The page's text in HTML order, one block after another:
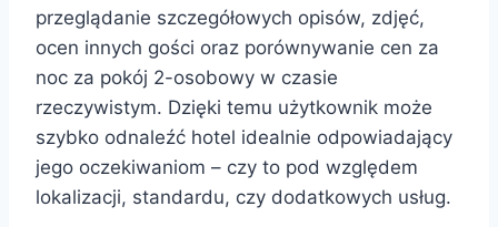
przeglądanie szczegółowych opisów, zdjęć,
ocen innych gości oraz porównywanie cen za
noc za pokój 2-osobowy w czasie
rzeczywistym. Dzięki temu użytkownik może
szybko odnaleźć hotel idealnie odpowiadający
jego oczekiwaniom – czy to pod względem
lokalizacji, standardu, czy dodatkowych usług.